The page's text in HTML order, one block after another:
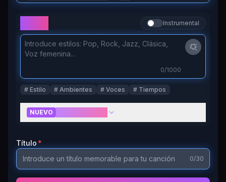
Instrumental
0/1000
# Estilo # Ambientes # Voces # Tiempos
NUEVO
Título *
0/30